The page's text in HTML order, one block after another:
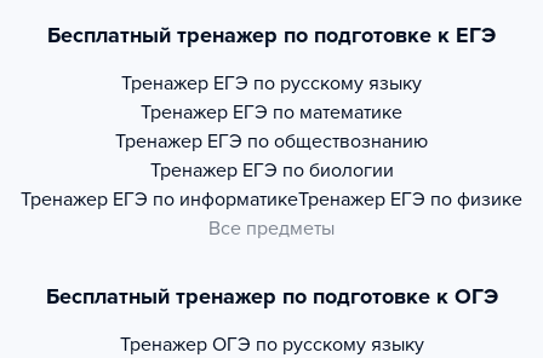
Бесплатный тренажер по подготовке к ЕГЭ
Тренажер ЕГЭ по русскому языку
Тренажер ЕГЭ по математике
Тренажер ЕГЭ по обществознанию
Тренажер ЕГЭ по биологии
Тренажер ЕГЭ по информатикеТренажер ЕГЭ по физике
Все предметы
Бесплатный тренажер по подготовке к ОГЭ
Тренажер ОГЭ по русскому языку